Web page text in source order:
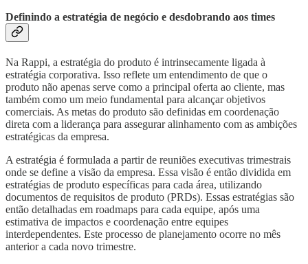
Definindo a estratégia de negócio e desdobrando aos times
Na Rappi, a estratégia do produto é intrinsecamente ligada à
estratégia corporativa. Isso reflete um entendimento de que o
produto não apenas serve como a principal oferta ao cliente, mas
também como um meio fundamental para alcançar objetivos
comerciais. As metas do produto são definidas em coordenação
direta com a liderança para assegurar alinhamento com as ambições
estratégicas da empresa.
A estratégia é formulada a partir de reuniões executivas trimestrais
onde se define a visão da empresa. Essa visão é então dividida em
estratégias de produto específicas para cada área, utilizando
documentos de requisitos de produto (PRDs). Essas estratégias são
então detalhadas em roadmaps para cada equipe, após uma
estimativa de impactos e coordenação entre equipes
interdependentes. Este processo de planejamento ocorre no mês
anterior a cada novo trimestre.